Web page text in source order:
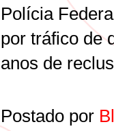
Polícia
por tráfico de
anos de
Postado por